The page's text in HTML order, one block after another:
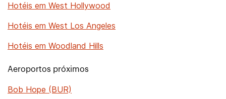
Hotéis em West Hollywood
Hotéis em West Los Angeles
Hotéis em Woodland Hills
Aeroportos próximos
Bob Hope (BUR)